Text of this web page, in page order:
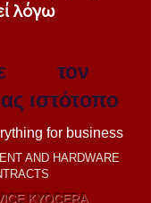
KYOCERA
for business
AND HARDWARE
λόγω
τον
ιστότοπο